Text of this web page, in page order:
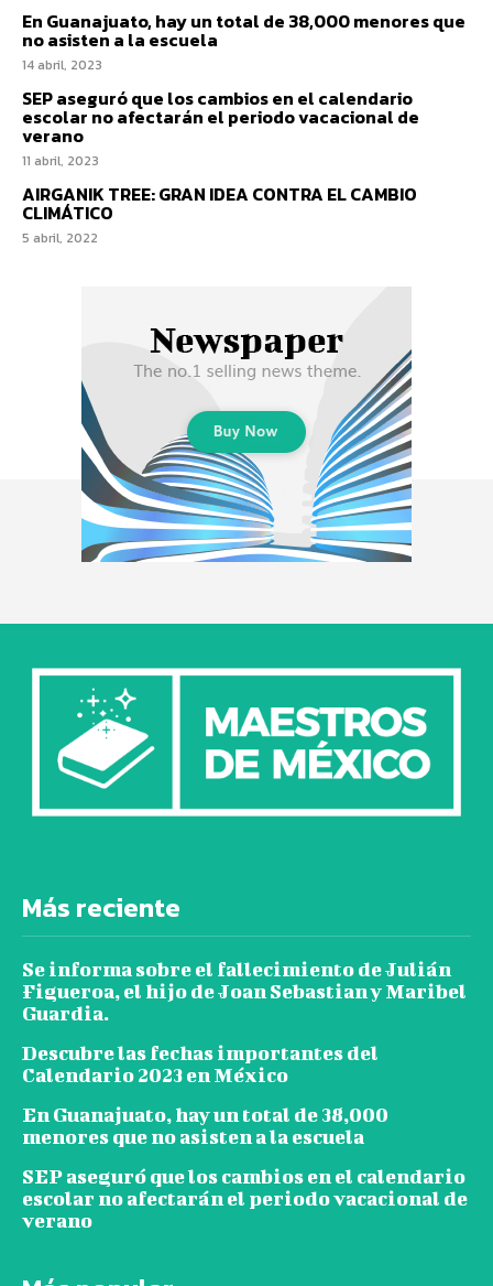
En Guanajuato, hay un total de 38,000 menores que
no asisten a la escuela
14 abril, 2023
SEP aseguró que los cambios en el calendario
escolar no afectarán el periodo vacacional de
verano
11 abril, 2023
AIRGANIK TREE: GRAN IDEA CONTRA EL CAMBIO
CLIMÁTICO
5 abril, 2022
Más reciente
Se informa sobre el fallecimiento de Julián
Figueroa, el hijo de Joan Sebastian y Maribel
Guardia.
Descubre las fechas importantes del
Calendario 2023 en México
En Guanajuato, hay un total de 38,000
menores que no asisten a la escuela
SEP aseguró que los cambios en el calendario
escolar no afectarán el periodo vacacional de
verano